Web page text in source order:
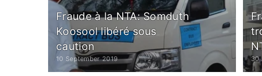
Fraude à la NTA: Somduth
Koosool libéré sous
caution
10 September 2019 30